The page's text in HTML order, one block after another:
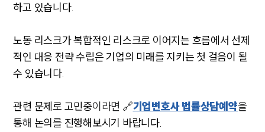
하고 있습니다.
노동 리스크가 복합적인 리스크로 이어지는 흐름에서 선제
적인 대응 전략 수립은 기업의 미래를 지키는 첫 걸음이 될
수 있습니다.
관련 문제로 고민중이라면 🔗기업변호사 법률상담예약을
통해 논의를 진행해보시기 바랍니다.